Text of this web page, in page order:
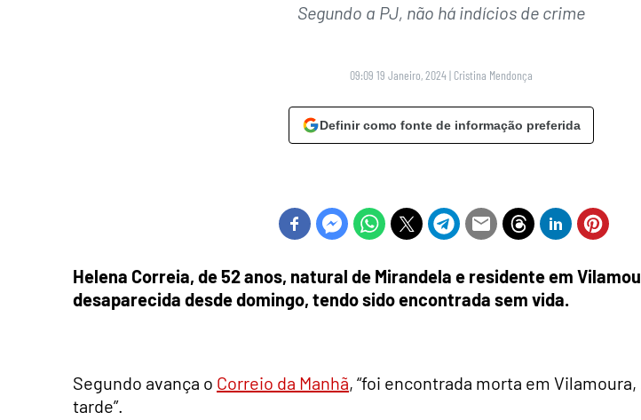
Segundo a PJ, não há indícios de crime
09:09 19 Janeiro, 2024| Cristina Mendonça
Definir como fonte de informação preferida
Helena Correia, de 52 anos, natural de Mirandela e residente em
desaparecida desde domingo, tendo sido encontrada sem vida.
Segundo avança o Correio da Manhã, “foi encontrada morta em
tarde”.